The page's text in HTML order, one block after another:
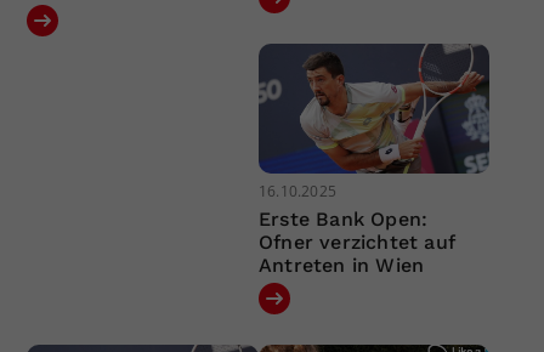
16.10.2025
Erste Bank Open:
Ofner verzichtet auf
Antreten in Wien